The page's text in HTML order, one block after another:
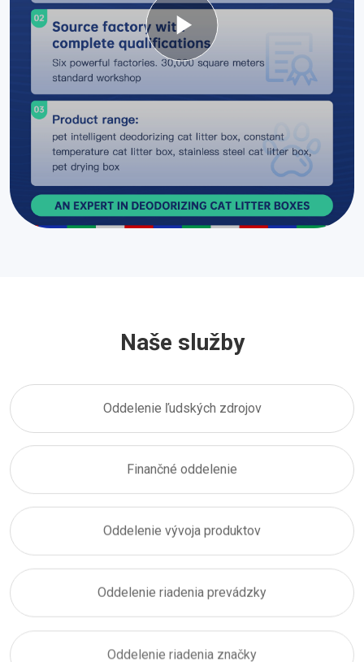
Naše služby
Oddelenie ľudských zdrojov
Finančné oddelenie
Oddelenie vývoja produktov
Oddelenie riadenia prevádzky
Oddelenie riadenia značky